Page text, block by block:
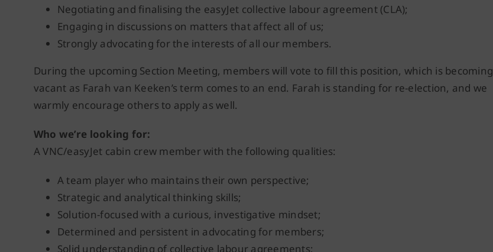
Negotiating and finalising the easyJet collective labour agreement (CLA);
Engaging in discussions on matters that affect all of us;
Strongly advocating for the interests of all our members.
During the upcoming Section Meeting, members will vote to fill this position, which is becoming
vacant as Farah van Keeken’s term comes to an end. Farah is standing for re-election, and we
warmly encourage others to apply as well.
Who we’re looking for:
A VNC/easyJet cabin crew member with the following qualities:
A team player who maintains their own perspective;
Strategic and analytical thinking skills;
Solution-focused with a curious, investigative mindset;
Determined and persistent in advocating for members;
Solid understanding of collective labour agreements;